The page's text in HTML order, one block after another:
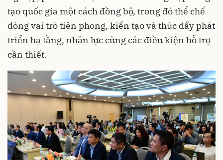
tạo quốc gia một cách đồng bộ, trong đó thể chế
đóng vai trò tiên phong, kiến tạo và thúc đẩy phát
triển hạ tầng, nhân lực cùng các điều kiện hỗ trợ
cần thiết.